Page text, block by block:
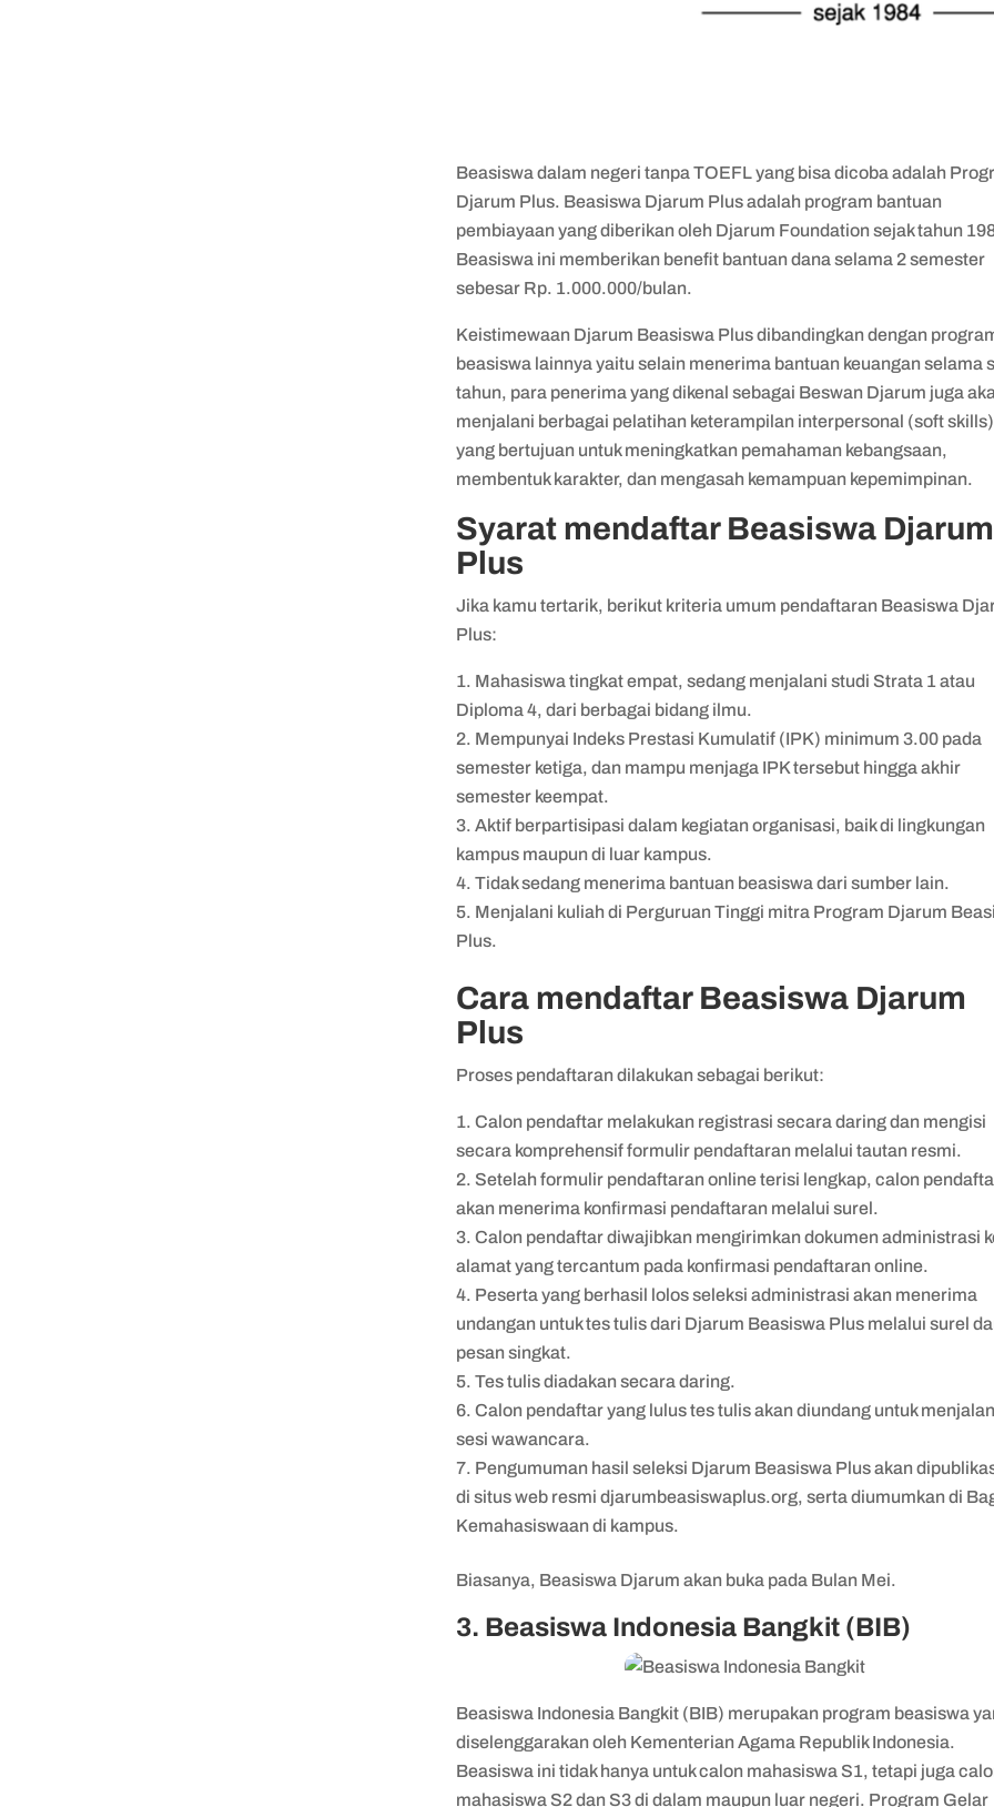
Beasiswa dalam negeri tanpa TOEFL yang bisa dicoba adalah
Djarum Plus. Beasiswa Djarum Plus adalah program bantuan
pembiayaan yang diberikan oleh Djarum Foundation sejak tahun
Beasiswa ini memberikan benefit bantuan dana selama 2 semester
sebesar Rp. 1.000.000/bulan.
Keistimewaan Djarum Beasiswa Plus dibandingkan dengan
beasiswa lainnya yaitu selain menerima bantuan keuangan selama
tahun, para penerima yang dikenal sebagai Beswan Djarum juga
menjalani berbagai pelatihan keterampilan interpersonal (soft skills)
yang bertujuan untuk meningkatkan pemahaman kebangsaan,
membentuk karakter, dan mengasah kemampuan kepemimpinan.
Syarat mendaftar Beasiswa Djarum
Plus
Jika kamu tertarik, berikut kriteria umum pendaftaran Beasiswa
Plus:
Mahasiswa tingkat empat, sedang menjalani studi Strata 1 atau
Diploma 4, dari berbagai bidang ilmu.
Mempunyai Indeks Prestasi Kumulatif (IPK) minimum 3.00 pada
semester ketiga, dan mampu menjaga IPK tersebut hingga akhir
semester keempat.
Aktif berpartisipasi dalam kegiatan organisasi, baik di lingkungan
kampus maupun di luar kampus.
Tidak sedang menerima bantuan beasiswa dari sumber lain.
Menjalani kuliah di Perguruan Tinggi mitra Program Djarum
Plus.
Cara mendaftar Beasiswa Djarum
Plus
Proses pendaftaran dilakukan sebagai berikut:
Calon pendaftar melakukan registrasi secara daring dan mengisi
secara komprehensif formulir pendaftaran melalui tautan resmi.
Setelah formulir pendaftaran online terisi lengkap, calon
akan menerima konfirmasi pendaftaran melalui surel.
Calon pendaftar diwajibkan mengirimkan dokumen administrasi
alamat yang tercantum pada konfirmasi pendaftaran online.
Peserta yang berhasil lolos seleksi administrasi akan menerima
undangan untuk tes tulis dari Djarum Beasiswa Plus melalui surel
pesan singkat.
Tes tulis diadakan secara daring.
Calon pendaftar yang lulus tes tulis akan diundang untuk
sesi wawancara.
Pengumuman hasil seleksi Djarum Beasiswa Plus akan
di situs web resmi djarumbeasiswaplus.org, serta diumumkan di
Kemahasiswaan di kampus.
Biasanya, Beasiswa Djarum akan buka pada Bulan Mei.
3. Beasiswa Indonesia Bangkit (BIB)
Beasiswa Indonesia Bangkit (BIB) merupakan program beasiswa
diselenggarakan oleh Kementerian Agama Republik Indonesia.
Beasiswa ini tidak hanya untuk calon mahasiswa S1, tetapi juga
mahasiswa S2 dan S3 di dalam maupun luar negeri. Program Gelar